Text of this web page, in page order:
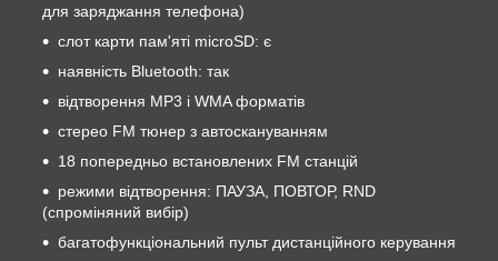
для заряджання телефона)
слот карти пам'яті microSD: є
наявність Bluetooth: так
відтворення МР3 і WMA форматів
стерео FM тюнер з автоскануванням
18 попередньо встановлених FM станцій
режими відтворення: ПАУЗА, ПОВТОР, RND
(спроміняний вибір)
багатофункціональний пульт дистанційного керування